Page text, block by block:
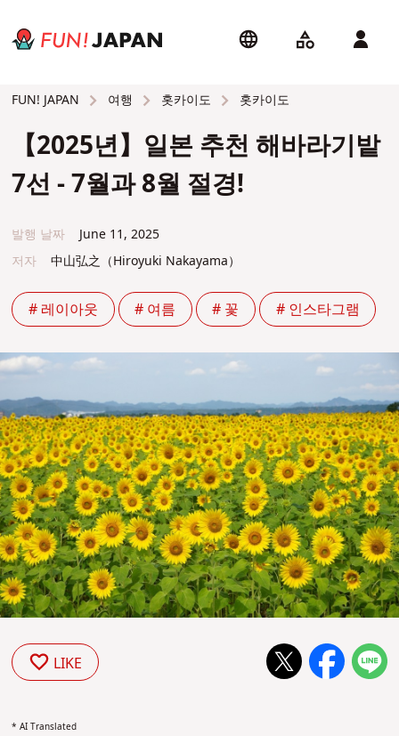
FUN! JAPAN 여행 홋카이도 홋카이도
【2025년】일본 추천 해바라기밭
7선 - 7월과 8월 절경!
발행 날짜
June 11, 2025
저자
中山弘之（Hiroyuki Nakayama）
# 레이아웃 # 여름 # 꽃 # 인스타그램
LIKE
* AI Translated